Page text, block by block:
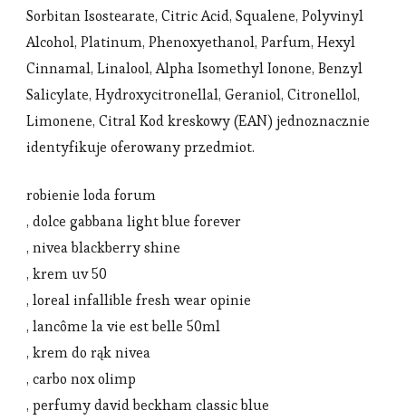
Sorbitan Isostearate, Citric Acid, Squalene, Polyvinyl
Alcohol, Platinum, Phenoxyethanol, Parfum, Hexyl
Cinnamal, Linalool, Alpha Isomethyl Ionone, Benzyl
Salicylate, Hydroxycitronellal, Geraniol, Citronellol,
Limonene, Citral Kod kreskowy (EAN) jednoznacznie
identyfikuje oferowany przedmiot.
robienie loda forum
, dolce gabbana light blue forever
, nivea blackberry shine
, krem uv 50
, loreal infallible fresh wear opinie
, lancôme la vie est belle 50ml
, krem do rąk nivea
, carbo nox olimp
, perfumy david beckham classic blue